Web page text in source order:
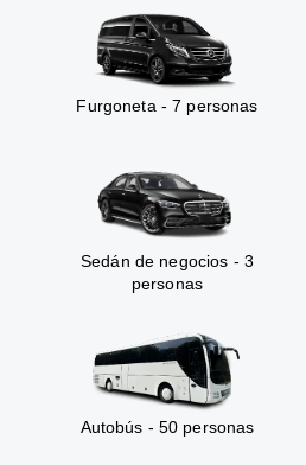
Furgoneta - 7 personas
Sedán de negocios - 3
personas
Autobús - 50 personas